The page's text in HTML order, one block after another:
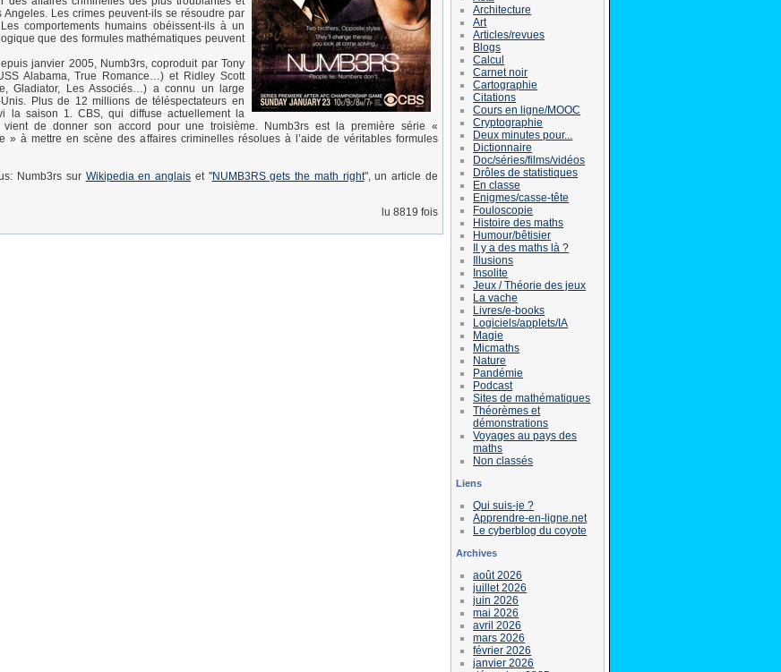
Angeles. Les crimes peuvent-ils se résoudre par
comportements humains obéissent-ils à un
que des formules mathématiques peuvent
janvier 2005, Numb3rs, coproduit par Tony
Alabama, True Romance…) et Ridley Scott
Gladiator, Les Associés…) a connu un large
Plus de 12 millions de téléspectateurs en
la saison 1. CBS, qui diffuse actuellement la
vient de donner son accord pour une troisième. Numb3rs est la première série «
» à mettre en scène des affaires criminelles résolues à l’aide de véritables formules
Numb3rs sur Wikipedia en anglais et "NUMB3RS gets the math right", un article de
lu 8819 fois
Architecture
Art
Articles/revues
Blogs
Calcul
Carnet noir
Cartographie
Citations
Cours en ligne/MOOC
Cryptographie
Deux minutes pour...
Dictionnaire
Doc/séries/films/vidéos
Drôles de statistiques
En classe
Enigmes/casse-tête
Fouloscopie
Histoire des maths
Humour/bêtisier
Il y a des maths là ?
Illusions
Insolite
Jeux / Théorie des jeux
La vache
Livres/e-books
Logiciels/applets/IA
Magie
Micmaths
Nature
Pandémie
Podcast
Sites de mathématiques
Théorèmes et
démonstrations
Voyages au pays des
maths
Non classés
Liens
Qui suis-je ?
Apprendre-en-ligne.net
Le cyberblog du coyote
Archives
août 2026
juillet 2026
juin 2026
mai 2026
avril 2026
mars 2026
février 2026
janvier 2026